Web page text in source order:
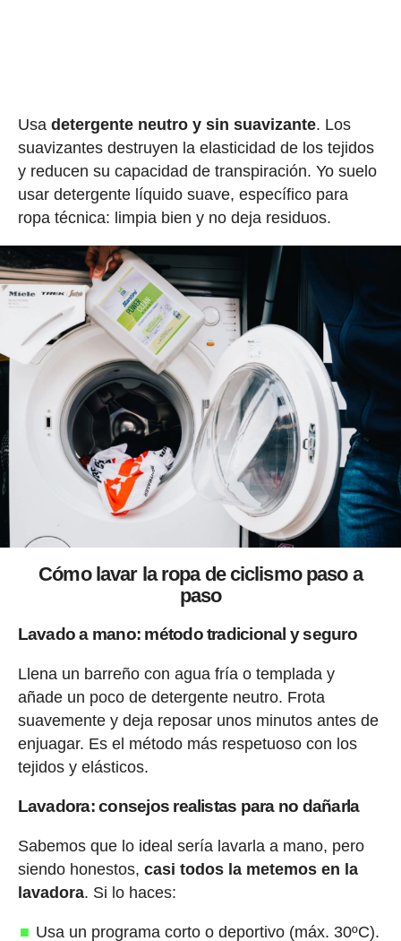
Usa detergente neutro y sin suavizante. Los
suavizantes destruyen la elasticidad de los tejidos
y reducen su capacidad de transpiración. Yo suelo
usar detergente líquido suave, específico para
ropa técnica: limpia bien y no deja residuos.
Cómo lavar la ropa de ciclismo paso a
paso
Lavado a mano: método tradicional y seguro
Llena un barreño con agua fría o templada y
añade un poco de detergente neutro. Frota
suavemente y deja reposar unos minutos antes de
enjuagar. Es el método más respetuoso con los
tejidos y elásticos.
Lavadora: consejos realistas para no dañarla
Sabemos que lo ideal sería lavarla a mano, pero
siendo honestos, casi todos la metemos en la
lavadora. Si lo haces:
Usa un programa corto o deportivo (máx. 30ºC).